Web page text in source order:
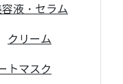
液・セラム
クリーム
トマスク